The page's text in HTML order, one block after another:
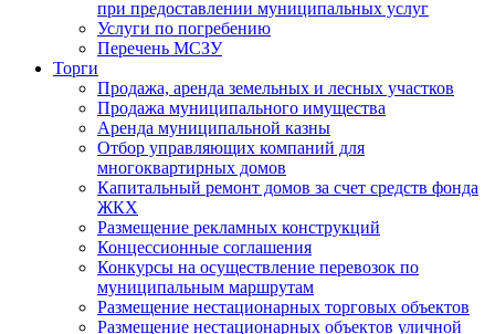
при предоставлении муниципальных услуг
Услуги по погребению
Перечень МСЗУ
Торги
Продажа, аренда земельных и лесных участков
Продажа муниципального имущества
Аренда муниципальной казны
Отбор управляющих компаний для
многоквартирных домов
Капитальный ремонт домов за счет средств фонда
ЖКХ
Размещение рекламных конструкций
Концессионные соглашения
Конкурсы на осуществление перевозок по
муниципальным маршрутам
Размещение нестационарных торговых объектов
Размещение нестационарных объектов уличной